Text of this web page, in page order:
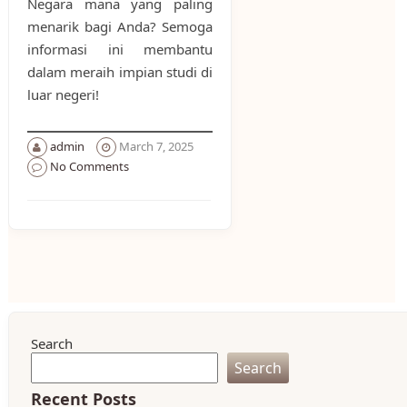
menarik bagi Anda? Semoga
informasi ini membantu
dalam meraih impian studi di
luar negeri!
admin
March 7, 2025
No Comments
Search
Search
Recent Posts